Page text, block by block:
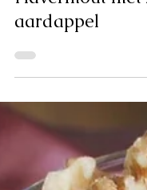
Havermout
aardappel